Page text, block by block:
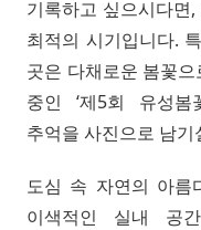
기록하고 싶으시다면
최적의 시기입니다.
곳은 다채로운 봄꽃
중인 ‘제5회 유성봄
추억을 사진으로 남기
도심 속 자연의 아름
이색적인 실내 공